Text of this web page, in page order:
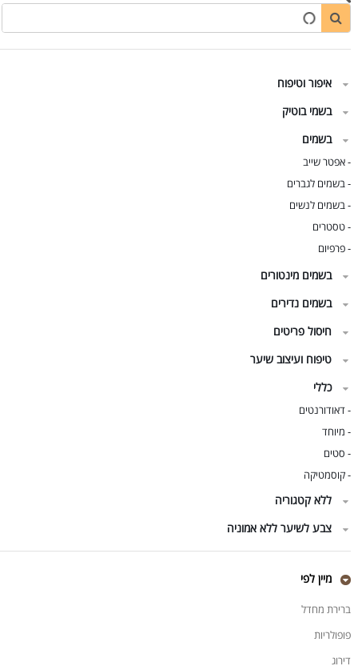
איפור וטיפוח
בשמי בוטיק
בשמים
-אפטר שייב
-בשמים לגברים
-בשמים לנשים
-טסטרים
-פרפיום
בשמים מינטורים
בשמים נדירים
חיסול פריטים
טיפוח ועיצוב שיער
כללי
-דאודורנטים
- מיוחד
- סטים
-קוסמטיקה
ללא קטגוריה
צבע לשיער ללא אמוניה
מיין לפי
ברירת מחדל
פופולריות
דירוג